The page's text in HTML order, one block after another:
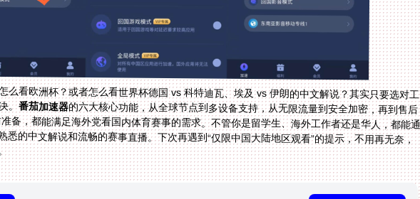
么看欧洲杯？或者怎么看世界杯德国 vs 科特迪瓦、埃及 vs 伊朗的中文解说？其实只要选对工
。番茄加速器的六大核心功能，从全球节点到多设备支持，从无限流量到安全加密，再到售后
保障和2026世界杯的提前准备，都能满足海外党看国内体育赛事的需求。不管你是留学生、海外工作者还是华人，都能通
过它打破地区限制，享受熟悉的中文解说和流畅的赛事直播。下次再遇到“仅限中国大陆地区观看”的提示，不用再无奈，